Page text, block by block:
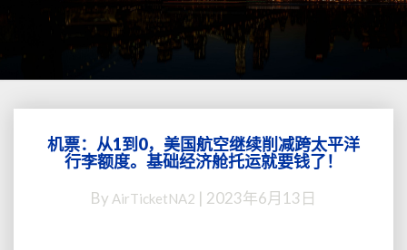
机
票：
1
机票：从1到0，美国航空继续削减跨太平洋
行李额度。基础经济舱托运就要钱了！
By AirTicketNA2 2023年6月13日